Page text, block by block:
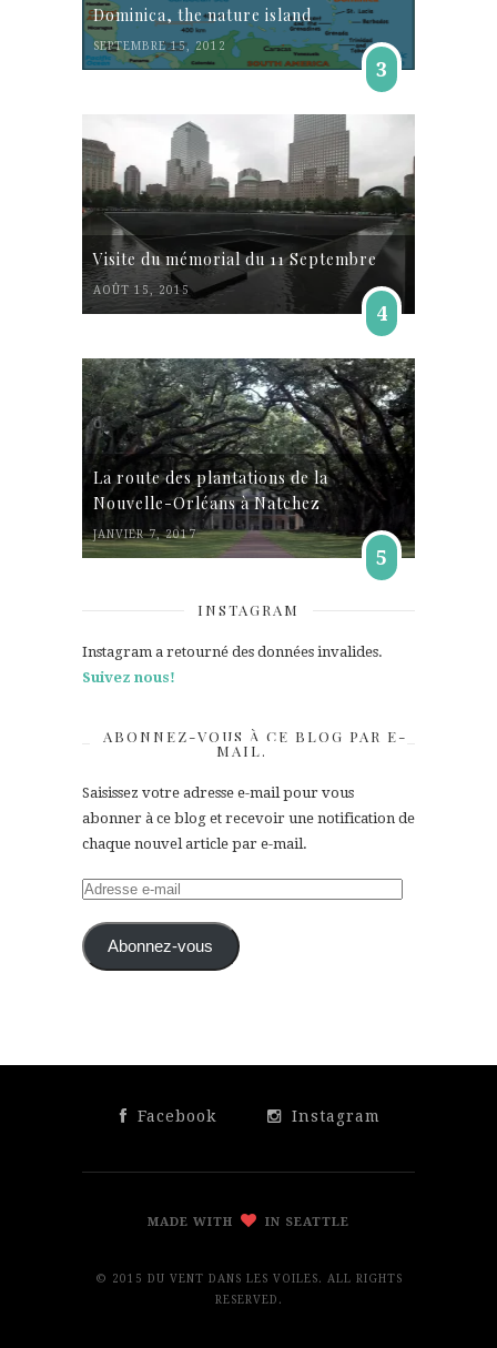
Dominica, the nature island
SEPTEMBRE 15, 2012
3
Visite du mémorial du 11 Septembre
AOÛT 15, 2015
4
La route des plantations de la
Nouvelle-Orléans à Natchez
JANVIER 7, 2017
5
INSTAGRAM
Instagram a retourné des données invalides.
Suivez nous!
ABONNEZ-VOUS À CE BLOG PAR E-
MAIL.
Saisissez votre adresse e-mail pour vous
abonner à ce blog et recevoir une notification de
chaque nouvel article par e-mail.
Adresse
mail Abonnez-vous
Facebook Instagram
MADE WITH IN SEATTLE
© 2015 DU VENT DANS LES VOILES. ALL RIGHTS
RESERVED.